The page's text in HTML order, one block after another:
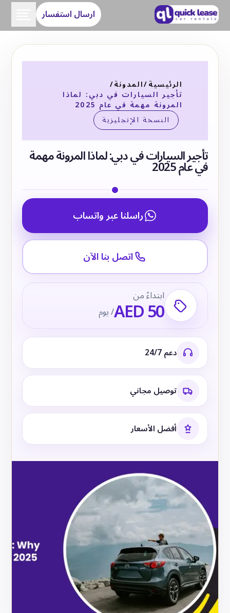
ارسال استفسار
الرئيسية/المدونة/
تأجير السيارات في دبي: لماذا
المرونة مهمة في عام 2025
النسخة الإنجليزية
تأجير السيارات في دبي: لماذا المرونة مهمة
في عام 2025
راسلنا عبر واتساب
اتصل بنا الآن
ابتداءً من
AED 50/ يوم
دعم 24/7
توصيل مجاني
أفضل الأسعار